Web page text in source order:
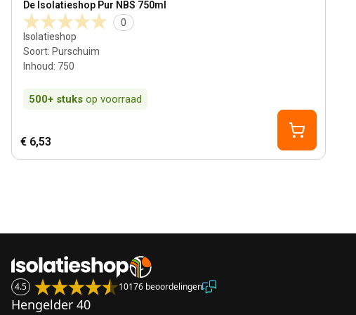
De Isolatieshop Pur NBS 750ml
0
Isolatieshop
Soort: Purschuim
Inhoud: 750
500+ stuks op voorraad
€ 6,53
4.5 10176 beoordelingen
Hengelder 40